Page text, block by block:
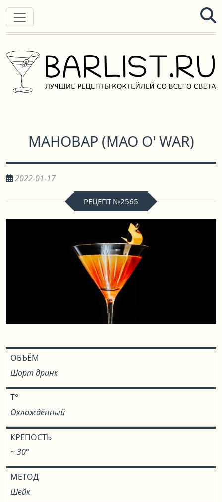
МАНОВАР (MAO O' WAR)
2022-01-17
РЕЦЕПТ №2565
ОБЪЁМ
Шорт дринк
T°
Охлаждённый
КРЕПОСТЬ
~ 30°
МЕТОД
Шейк